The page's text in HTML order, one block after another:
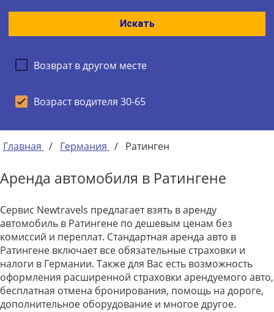
Искать
Возврат в другом месте
Возраст водителя 30-65
Главная / Германия / Ратинген
Аренда автомобиля в Ратингене
Сервис Newtravels предлагает взять в аренду
автомобиль в Ратингене по дешевым ценам без
комиссий и переплат. Стандартная аренда авто в
Ратингене включает все обязательные страховки и
налоги в Германии. Также для Вас есть возможность
оформления расширенной страховки арендуемого авто,
бесплатная отмена бронирования, помощь на дороге,
дополнительное оборудование и многое другое.